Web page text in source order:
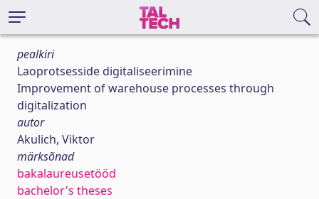
pealkiri
Laoprotsesside digitaliseerimine
Improvement of warehouse processes through
digitalization
autor
Akulich, Viktor
märksõnad
bakalaureusetööd
bachelor's theses